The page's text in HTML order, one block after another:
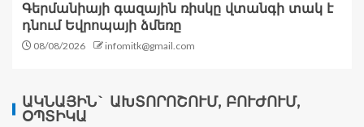
Գերմանիայի գազային ռիսկը վտանգի տակ է
դնում Եվրոպայի ձմեռը
08/08/2026 infomitk@gmail.com
ԱԿՆԱՅԻՆ` ԱԽՏՈՐՈՇՈՒՄ, ԲՈՒԺՈՒՄ,
ՕՊՏԻԿԱ